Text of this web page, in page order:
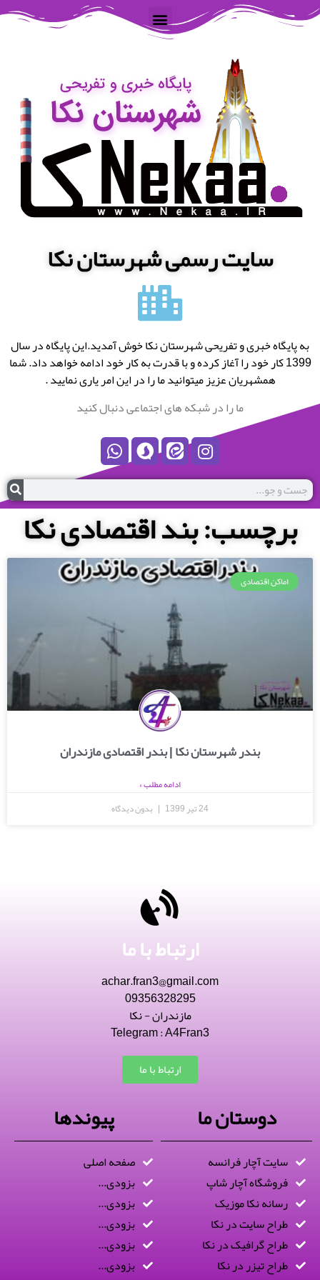
سایت رسمی شهرستان نکا
به پایگاه خبری و تفریحی شهرستان نکا خوش آمدید.این پایگاه در سال
1399 کار خود را آغاز کرده و با قدرت به کار خود ادامه خواهد داد. شما
همشهریان عزیز میتوانید ما را در این امر یاری نمایید .
ما را در شبکه های اجتماعی دنبال کنید
برچسب: بند اقتصادی نکا
اماکن اقتصادی
بندر شهرستان نکا | بندر اقتصادی مازندران
ادامه مطلب »
24 تیر 1399
بدون دیدگاه
ارتباط با ما
achar.fran3@gmail.com
09356328295
مازندران - نکا
Telegram : A4Fran3
ارتباط با ما
دوستان ما
سایت آچار فرانسه
فروشگاه آچار شاپ
رسانه نکا موزیک
طراح سایت در نکا
طراح گرافیک در نکا
طراح تیزر در نکا
پیوندها
صفحه اصلی
بزودی...
بزودی...
بزودی...
بزودی...
بزودی...